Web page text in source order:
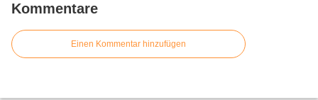
Kommentare
Einen Kommentar hinzufügen